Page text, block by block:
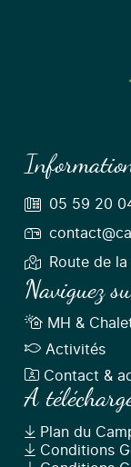
05 59 20
Route de
Naviguez
MH &
Activités
Contact &
A
Plan du
Conditions